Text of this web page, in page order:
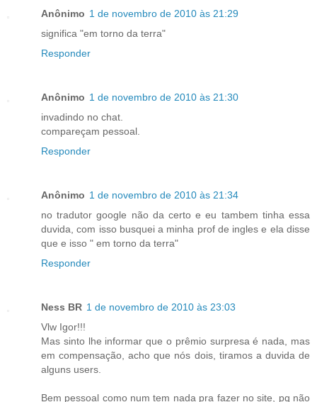
Anônimo 1 de novembro de 2010 às 21:29
significa "em torno da terra"
Responder
Anônimo 1 de novembro de 2010 às 21:30
invadindo no chat.
compareçam pessoal.
Responder
Anônimo 1 de novembro de 2010 às 21:34
no tradutor google não da certo e eu tambem tinha essa
duvida, com isso busquei a minha prof de ingles e ela disse
que e isso " em torno da terra"
Responder
Ness BR 1 de novembro de 2010 às 23:03
Vlw Igor!!!
Mas sinto lhe informar que o prêmio surpresa é nada, mas
em compensação, acho que nós dois, tiramos a duvida de
alguns users.
Bem pessoal como num tem nada pra fazer no site, pq não